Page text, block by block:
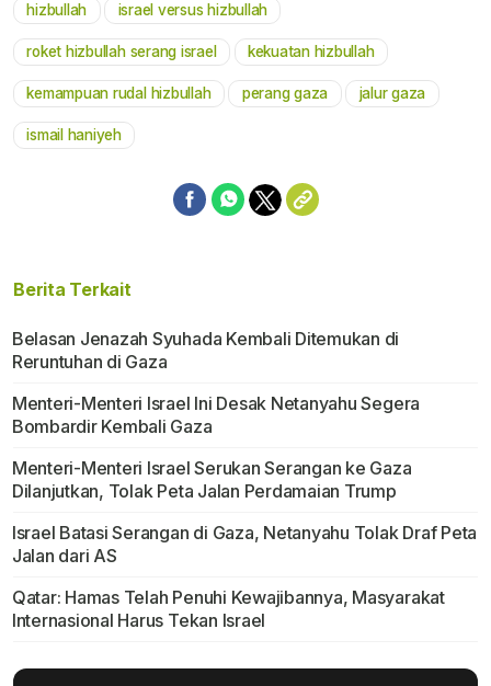
hizbullah israel versus hizbullah
roket hizbullah serang israel kekuatan hizbullah
kemampuan rudal hizbullah perang gaza jalur gaza
ismail haniyeh
Berita Terkait
Belasan Jenazah Syuhada Kembali Ditemukan di
Reruntuhan di Gaza
Menteri-Menteri Israel Ini Desak Netanyahu Segera
Bombardir Kembali Gaza
Menteri-Menteri Israel Serukan Serangan ke Gaza
Dilanjutkan, Tolak Peta Jalan Perdamaian Trump
Israel Batasi Serangan di Gaza, Netanyahu Tolak Draf Peta
Jalan dari AS
Qatar: Hamas Telah Penuhi Kewajibannya, Masyarakat
Internasional Harus Tekan Israel